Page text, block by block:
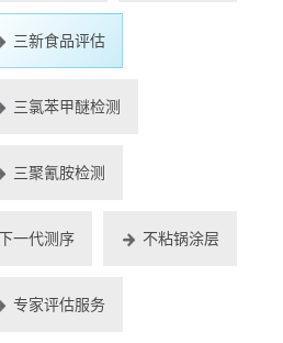
三新食品评估
三氯苯甲醚检测
三聚氰胺检测
一代测序 不粘锅涂层
专家评估服务